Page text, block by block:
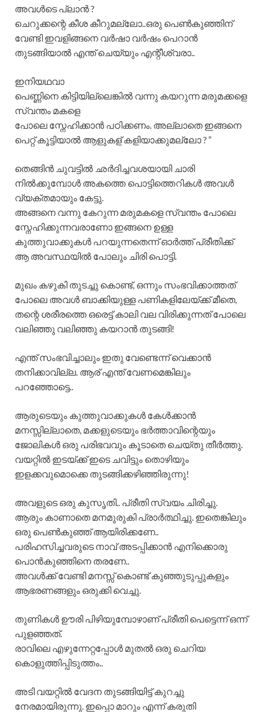
അവൾടെ പ്ലാൻ ?
ചെറുക്കന്റെ കീശ കീറുമല്ലോ..ഒരു പെൺകുഞ്ഞിന്
വേണ്ടി ഇവളിങ്ങനെ വർഷാ വർഷം പെറാൻ
തുടങ്ങിയാൽ എന്ത് ചെയ്യും എന്റീശ്വരാ..
ഇനിയഥവാ
പെണ്ണിനെ കിട്ടിയില്ലെങ്കിൽ വന്നു കയറുന്ന മരുമക്കളെ
സ്വന്തം മകളെ
പോലെ സ്നേഹിക്കാൻ പഠിക്കണം. അല്ലാതെ ഇങ്ങനെ
പെറ്റ് കൂട്ടിയാൽ ആളുകള് കളിയാക്കുമല്ലോ ? ”
തെങ്ങിൻ ചുവട്ടിൽ ഛർദിച്ചവശയായി ചാരി
നിൽക്കുമ്പോൾ അകത്തെ പൊട്ടിത്തെറികൾ അവൾ
വ്യക്തമായും കേട്ടു.
അങ്ങനെ വന്നു കേറുന്ന മരുമകളെ സ്വന്തം പോലെ
സ്നേഹിക്കുന്നവരാണോ ഇങ്ങനെ ഉള്ള
കുത്തുവാക്കുകൾ പറയുന്നതെന്ന് ഓർത്ത് പ്രീതിക്ക്
ആ അവസ്ഥയിൽ പോലും ചിരി പൊട്ടി.
മുഖം കഴുകി തുടച്ചു കൊണ്ട്, ഒന്നും സംഭവിക്കാത്തത്
പോലെ അവൾ ബാക്കിയുള്ള പണികളിലേയ്ക്ക് മീതെ,
തന്റെ ശരീരത്തെ ഒരെട്ട് കാലി വല വിരിക്കുന്നത് പോലെ
വലിഞ്ഞു വലിഞ്ഞു കയറാൻ തുടങ്ങി!
എന്ത് സംഭവിച്ചാലും ഇതു വേണ്ടെന്ന് വെക്കാൻ
തനിക്കാവില്ല. ആര് എന്ത് വേണമെങ്കിലും
പറഞ്ഞോട്ടെ..
ആരുടെയും കുത്തുവാക്കുകൾ കേൾക്കാൻ
മനസ്സില്ലാതെ, മക്കളുടെയും ഭർത്താവിന്റെയും
ജോലികൾ ഒരു പരിഭവവും കൂടാതെ ചെയ്‌തു തീർത്തു.
വയറ്റിൽ ഇടയ്ക്ക് ഇടെ ചവിട്ടും തൊഴിയും
ഇളക്കവുമൊക്കെ തുടങ്ങിക്കഴിഞ്ഞിരുന്നു!
അവളുടെ ഒരു കുസൃതി.. പ്രീതി സ്വയം ചിരിച്ചു.
ആരും കാണാതെ മനമുരുകി പ്രാർത്ഥിച്ചു. ഇതെങ്കിലും
ഒരു പെൺകുഞ്ഞ് ആയിരിക്കണേ..
പരിഹസിച്ചവരുടെ നാവ് അടപ്പിക്കാൻ എനിക്കൊരു
പൊൻകുഞ്ഞിനെ തരണേ..
അവൾക്ക് വേണ്ടി മനസ്സ് കൊണ്ട് കുഞ്ഞുടുപ്പുകളും
ആഭരണങ്ങളും ഒരുക്കി വെച്ചു.
തുണികൾ ഊരി പിഴിയുമ്പോഴാണ് പ്രീതി പെട്ടെന്ന് ഒന്ന്
പുളഞ്ഞത്.
രാവിലെ എഴുന്നേറ്റപ്പോൾ മുതൽ ഒരു ചെറിയ
കൊളുത്തിപ്പിടുത്തം..
അടി വയറ്റിൽ വേദന തുടങ്ങിയിട്ട് കുറച്ചു
നേരമായിരുന്നു. ഇപ്പൊ മാറും എന്ന് കരുതി